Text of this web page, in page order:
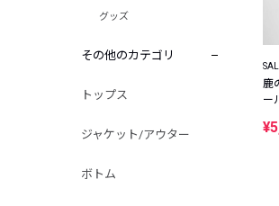
グッズ
その他のカテゴリ
トップス
ジャケット/アウター
ボトム
鹿
ー